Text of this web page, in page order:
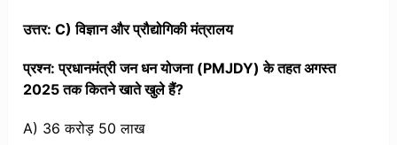
उत्तर: C) विज्ञान और प्रौद्योगिकी मंत्रालय
प्रश्न: प्रधानमंत्री जन धन योजना (PMJDY) के तहत अगस्त
2025 तक कितने खाते खुले हैं?
A) 36 करोड़ 50 लाख